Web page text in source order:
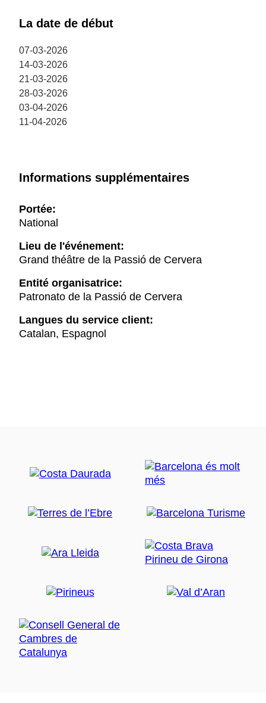
La date de début
07-03-2026
14-03-2026
21-03-2026
28-03-2026
03-04-2026
11-04-2026
Informations supplémentaires
Portée:
National
Lieu de l'événement:
Grand théâtre de la Passió de Cervera
Entité organisatrice:
Patronato de la Passió de Cervera
Langues du service client:
Catalan, Espagnol